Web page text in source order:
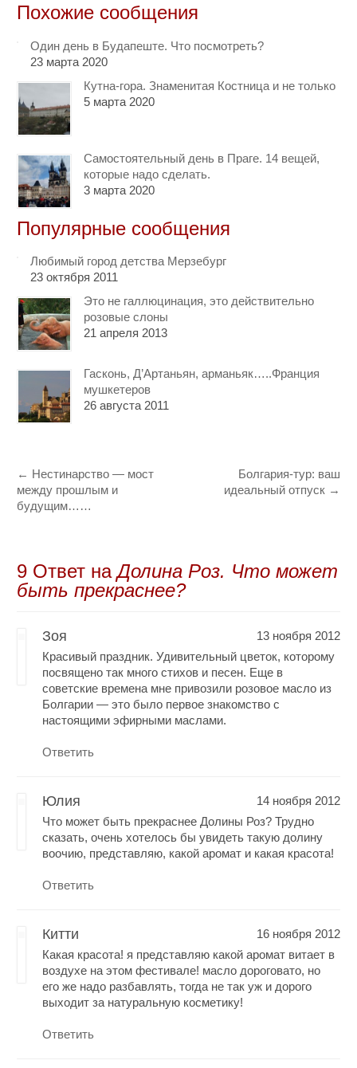
Похожие сообщения
Один день в Будапеште. Что посмотреть?
23 марта 2020
Кутна-гора. Знаменитая Костница и не только
5 марта 2020
Самостоятельный день в Праге. 14 вещей,
которые надо сделать.
3 марта 2020
Популярные сообщения
Любимый город детства Мерзебург
23 октября 2011
Это не галлюцинация, это действительно
розовые слоны
21 апреля 2013
Гасконь, Д’Артаньян, арманьяк…..Франция
мушкетеров
26 августа 2011
← Нестинарство — мост
между прошлым и
будущим……
Болгария-тур: ваш
идеальный отпуск →
9 Oтвет наДолина Роз. Что может
быть прекраснее?
Зоя
13 ноября 2012
Красивый праздник. Удивительный цветок, которому
посвящено так много стихов и песен. Еще в
советские времена мне привозили розовое масло из
Болгарии — это было первое знакомство с
настоящими эфирными маслами.
Ответить
Юлия
14 ноября 2012
Что может быть прекраснее Долины Роз? Трудно
сказать, очень хотелось бы увидеть такую долину
воочию, представляю, какой аромат и какая красота!
Ответить
Китти
16 ноября 2012
Какая красота! я представляю какой аромат витает в
воздухе на этом фестивале! масло дороговато, но
его же надо разбавлять, тогда не так уж и дорого
выходит за натуральную косметику!
Ответить